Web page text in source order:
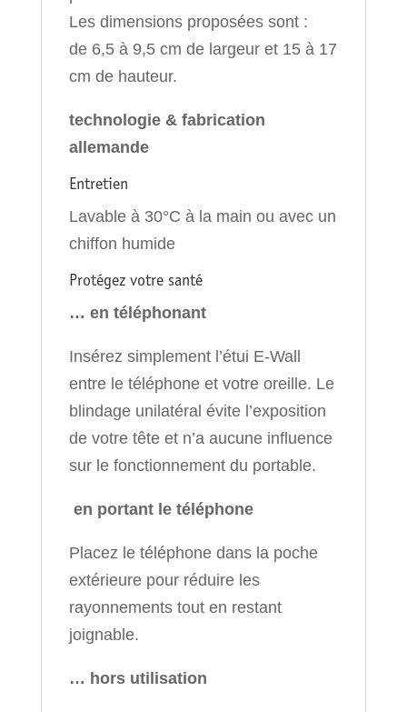
Les dimensions proposées sont :
de 6,5 à 9,5 cm de largeur et 15 à 17
cm de hauteur.
technologie & fabrication
allemande
Entretien
Lavable à 30°C à la main ou avec un
chiffon humide
Protégez votre santé
… en téléphonant
Insérez simplement l’étui E-Wall
entre le téléphone et votre oreille. Le
blindage unilatéral évite l’exposition
de votre tête et n’a aucune influence
sur le fonctionnement du portable.
en portant le téléphone
Placez le téléphone dans la poche
extérieure pour réduire les
rayonnements tout en restant
joignable.
… hors utilisation